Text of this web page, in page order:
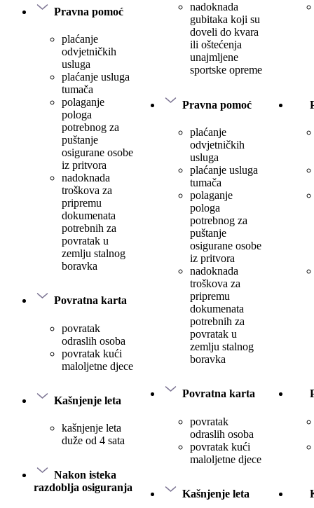
Pravna pomoć
plaćanje
odvjetničkih
usluga
plaćanje usluga
tumača
polaganje
pologa
potrebnog za
puštanje
osigurane osobe
iz pritvora
nadoknada
troškova za
pripremu
dokumenata
potrebnih za
povratak u
zemlju stalnog
boravka
Povratna karta
povratak
odraslih osoba
povratak kući
maloljetne djece
Kašnjenje leta
kašnjenje leta
duže od 4 sata
Nakon isteka
razdoblja osiguranja
nadoknada
gubitaka koji su
doveli do kvara
ili oštećenja
unajmljene
sportske opreme
Pravna pomoć
plaćanje
odvjetničkih
usluga
plaćanje usluga
tumača
polaganje
pologa
potrebnog za
puštanje
osigurane osobe
iz pritvora
nadoknada
troškova za
pripremu
dokumenata
potrebnih za
povratak u
zemlju stalnog
boravka
Povratna karta
povratak
odraslih osoba
povratak kući
maloljetne djece
Kašnjenje leta